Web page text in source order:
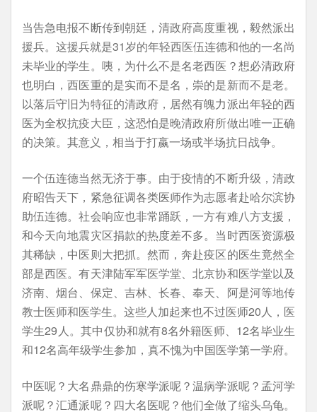
当告急电报不断传到朝廷，清政府高度重视，毅然派出
援兵。这援兵就是31岁的年轻西医伍连德和他的一名尚
未毕业的学生。咦，为什么不是名老西医？想必清政府
也明白，西医重的是实而不是名，崇的是新而不是老。
以落后守旧为特征的清政府，居然有魄力派出年轻的西
医为全权抗疫大臣，这恐怕是晚清政府所做出唯一正确
的决策。其意义，相当于打嬴一场或半场抗日战争。
一个伍连德当然无济于事。由于疫情的不断升级，清政
府昭告天下，紧急征调各类医师作为志愿者赴哈尔滨协
助伍连德。社会响应也非常踊跃，一方有难八方支援，
和今天向地震灾区捐款的热度差不多。当时西医资源极
其稀缺，中医则大把抓。然而，奔赴疫区的医生竟然全
部是西医。有天津陆军军医学堂、北京协和医学堂以及
济南、烟台、保定、吉林、长春、奉天、阿是河等地传
教士医师和医学生。这些人加起来也不过医师20人，医
学生29人。其中仅协和就有8名外籍医师、12名毕业生
和12名高年级学生参加，真不愧为中国医学第一学府。
中医呢？大名鼎鼎的伤寒学派呢？温病学派呢？孟河学
派呢？汇通派呢？四大名医呢？他们全做了缩头乌龟。